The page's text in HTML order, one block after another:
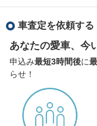
車査定を依頼する
あなたの愛車、今
申込み最短3時間後に
らせ！